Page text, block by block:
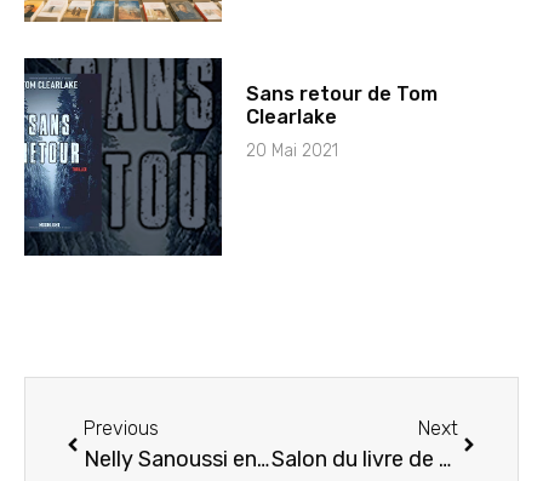
Sans retour de Tom
Clearlake
20 Mai 2021
Previous
Nelly Sanoussi en dédicace au Cultura Bay2 le 20 septembre
Next
Salon du livre de Saint-Victoret 2025 : dimanche 12 octobre